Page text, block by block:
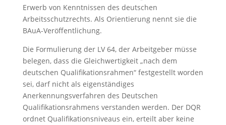
Erwerb von Kenntnissen des deutschen
Arbeitsschutzrechts. Als Orientierung nennt sie die
BAuA-Veröffentlichung.
Die Formulierung der LV 64, der Arbeitgeber müsse
belegen, dass die Gleichwertigkeit „nach dem
deutschen Qualifikationsrahmen“ festgestellt worden
sei, darf nicht als eigenständiges
Anerkennungsverfahren des Deutschen
Qualifikationsrahmens verstanden werden. Der DQR
ordnet Qualifikationsniveaus ein, erteilt aber keine